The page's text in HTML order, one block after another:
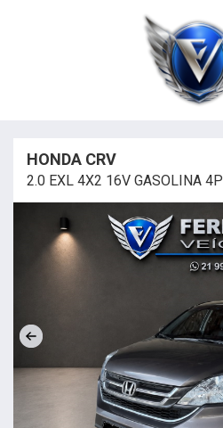
HONDA CRV
2.0 EXL 4X2 16V GASOLINA